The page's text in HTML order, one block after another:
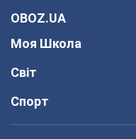
OBOZ.UA
Моя Школа
Світ
Спорт